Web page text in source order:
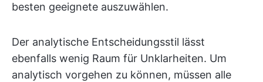
besten geeignete auszuwählen.
Der analytische Entscheidungsstil lässt
ebenfalls wenig Raum für Unklarheiten. Um
analytisch vorgehen zu können, müssen alle